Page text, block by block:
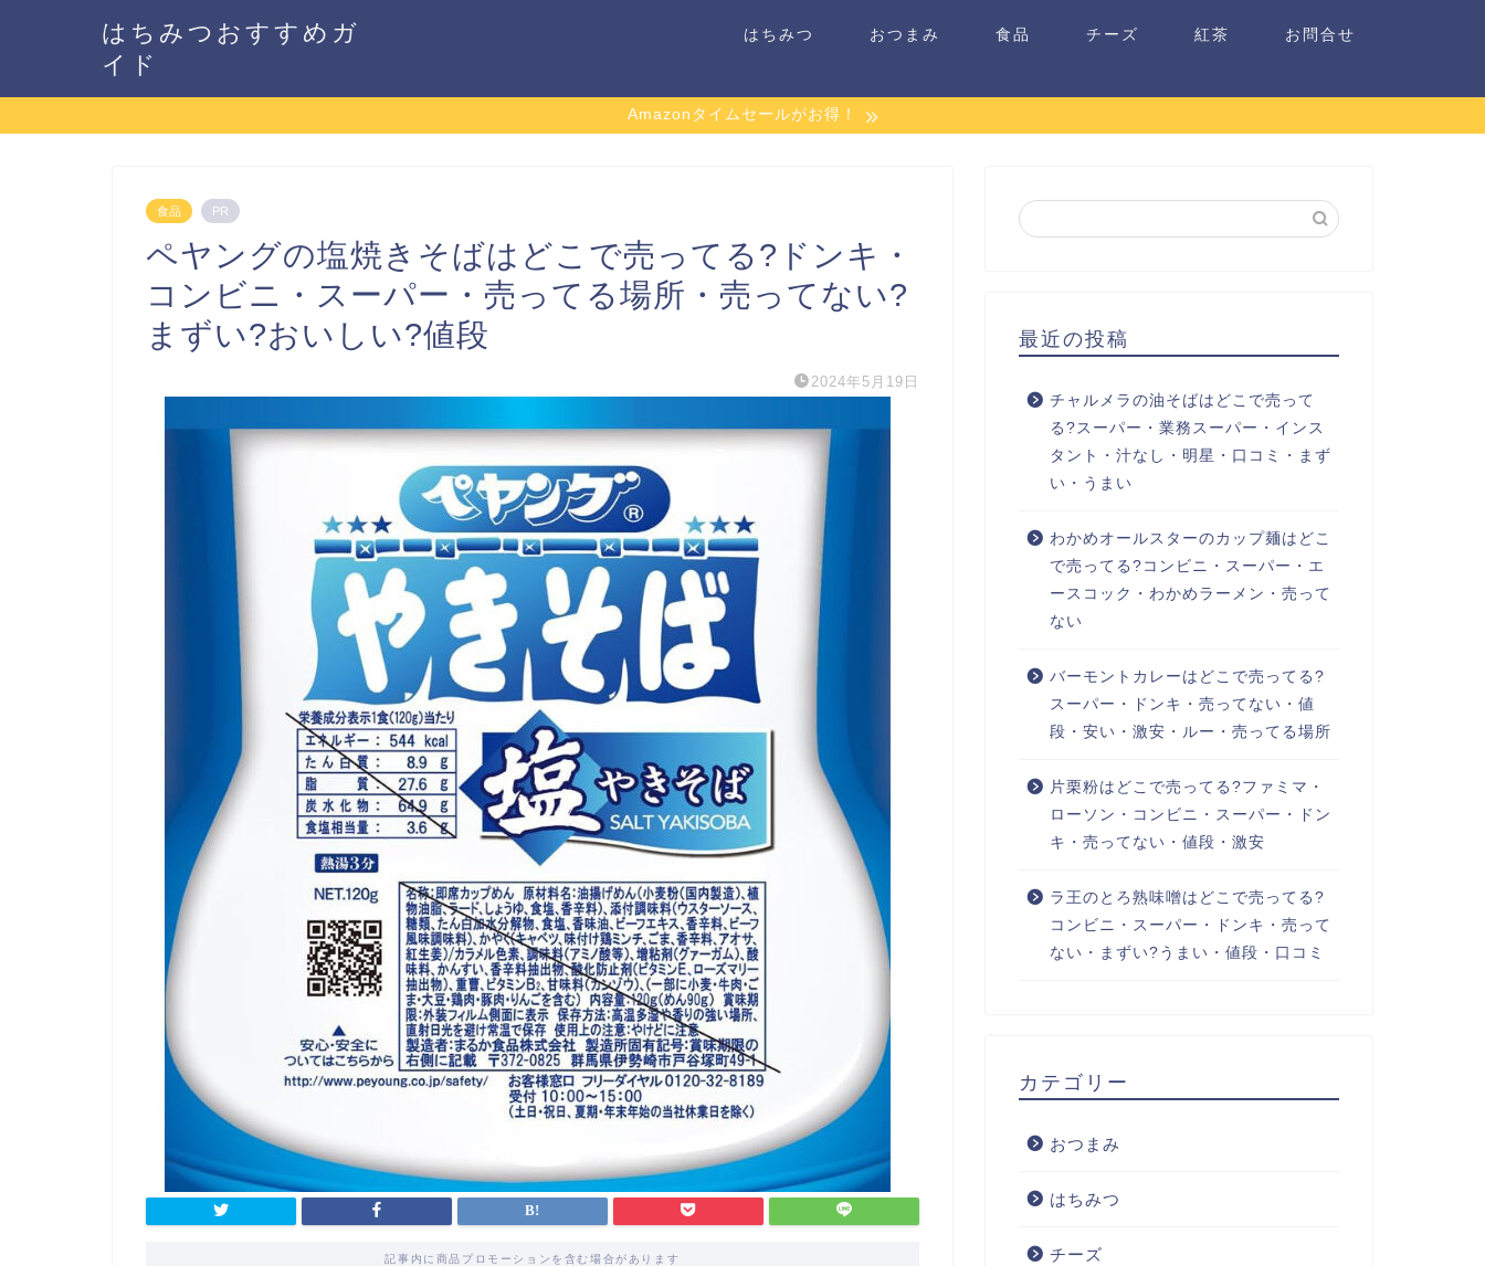
はちみつおすすめガ
イド
はちみつ おつまみ 食品 チーズ 紅茶 お問合せ
Amazonタイムセールがお得！
食品 PR
ペヤングの塩焼きそばはどこで売ってる?ドンキ・
コンビニ・スーパー・売ってる場所・売ってない?
まずい?おいしい?値段
2024年5月19日
記事内に商品プロモーションを含む場合があります
最近の投稿
チャルメラの油そばはどこで売って
る?スーパー・業務スーパー・インス
タント・汁なし・明星・口コミ・まず
い・うまい
わかめオールスターのカップ麺はどこ
で売ってる?コンビニ・スーパー・エ
ースコック・わかめラーメン・売って
ない
バーモントカレーはどこで売ってる?
スーパー・ドンキ・売ってない・値
段・安い・激安・ルー・売ってる場所
片栗粉はどこで売ってる?ファミマ・
ローソン・コンビニ・スーパー・ドン
キ・売ってない・値段・激安
ラ王のとろ熟味噌はどこで売ってる?
コンビニ・スーパー・ドンキ・売って
ない・まずい?うまい・値段・口コミ
カテゴリー
おつまみ
はちみつ
チーズ